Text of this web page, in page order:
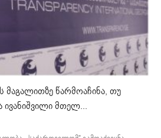
მაგალითზე წარმოაჩინა, თუ
ივანიშვილი მთელ...